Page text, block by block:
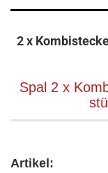
2 x
Spal 2 x
Artikel: